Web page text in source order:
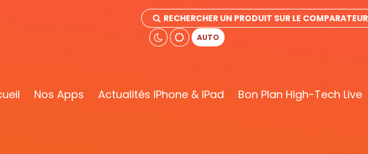
RECHERCHER UN PRODUIT SUR LE COMPARATEUR
AUTO
Nos Apps Actualités IPhone & IPad Bon Plan High-Tech Live